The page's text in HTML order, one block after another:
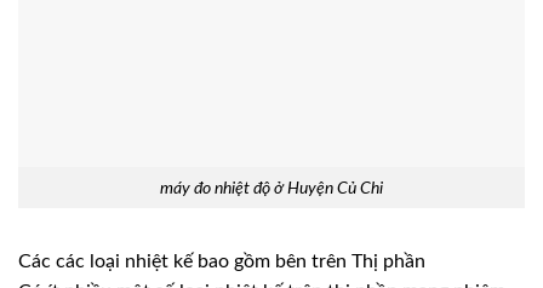
máy đo nhiệt độ ở Huyện Củ Chi
Các các loại nhiệt kế bao gồm bên trên Thị phần